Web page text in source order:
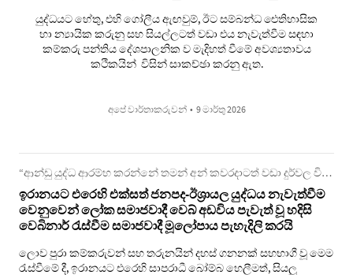
යුද්ධයට හේතු, එහි ගෝලීය ඇඟවුම්, ඊට සම්බන්ධ ඓතිහාසික
හා න්‍යායික කරුනු සහ සියල්ලටත් වඩා එය නැවැත්වීම සඳහා
කම්කරු පන්තිය දේශපාලනික ව මැදිහත් වීමේ අවශ්‍යතාවය
කථිකයින් විසින් සාකච්ඡා කරනු ඇත.
අපේ වාර්තාකරුවන් • 9 මාර්තු 2026
“ආන්ඩු යුද්ධ ආරම්භ කරන්නේ තමන් අන් කවරදාටත් වඩා දුර්වල විට ය”
ඉරානයට එරෙහි එක්සත් ජනපද-ඊශ්‍රායල යුද්ධය නැවැත්වීම
වෙනුවෙන් ලෝක සමාජවාදී වෙබ් අඩවිය පැවැත් වූ හදිසි
වෙබිනාර් රැස්වීම සමාජවාදී මූලෝපාය පැහැදිලි කරයි
ලොව පුරා කම්කරුවන් සහ තරුනයින් දහස් ගනනක් සහභාගී වූ මෙම
රැස්වීමේ දී, ඉරානයට එරෙහි සාපරාධී බෝම්බ හෙලීමත්, සියලු